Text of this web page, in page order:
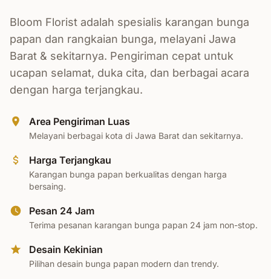
Bloom Florist adalah spesialis karangan bunga
papan dan rangkaian bunga, melayani Jawa
Barat & sekitarnya. Pengiriman cepat untuk
ucapan selamat, duka cita, dan berbagai acara
dengan harga terjangkau.
Area Pengiriman Luas
Melayani berbagai kota di Jawa Barat dan sekitarnya.
Harga Terjangkau
Karangan bunga papan berkualitas dengan harga
bersaing.
Pesan 24 Jam
Terima pesanan karangan bunga papan 24 jam non-stop.
Desain Kekinian
Pilihan desain bunga papan modern dan trendy.